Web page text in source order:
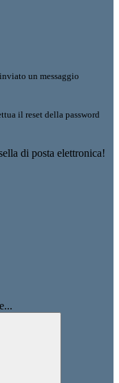
un messaggio
il reset della password
di posta elettronica!